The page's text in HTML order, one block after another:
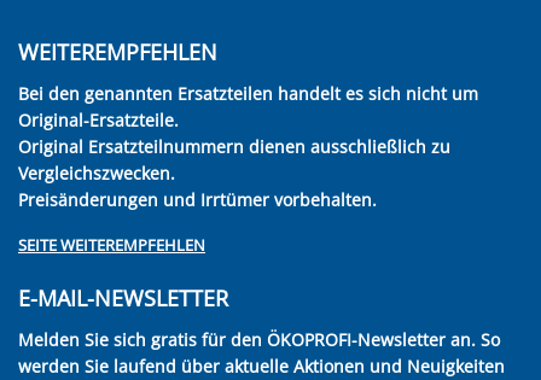
WEITEREMPFEHLEN
Bei den genannten Ersatzteilen handelt es sich nicht um
Original-Ersatzteile.
Original Ersatzteilnummern dienen ausschließlich zu
Vergleichszwecken.
Preisänderungen und Irrtümer vorbehalten.
SEITE WEITEREMPFEHLEN
E-MAIL-NEWSLETTER
Melden Sie sich gratis für den ÖKOPROFI-Newsletter an. So
werden Sie laufend über aktuelle Aktionen und Neuigkeiten